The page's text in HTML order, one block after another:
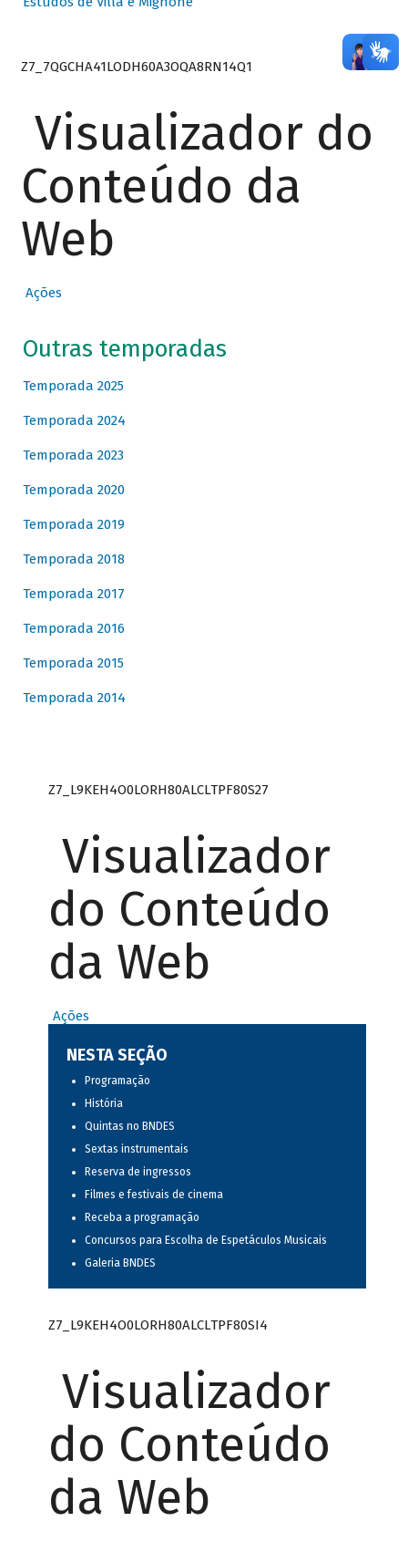
Z7_7QGCHA41LODH60A3OQA8RN14Q1
Visualizador do
Conteúdo da
Web
Ações
Outras temporadas
Temporada 2025
Temporada 2024
Temporada 2023
Temporada 2020
Temporada 2019
Temporada 2018
Temporada 2017
Temporada 2016
Temporada 2015
Temporada 2014
Z7_L9KEH4O0LORH80ALCLTPF80S27
Visualizador
do Conteúdo
da Web
Ações
NESTA SEÇÃO
Programação
História
Quintas no BNDES
Sextas instrumentais
Reserva de ingressos
Filmes e festivais de cinema
Receba a programação
Concursos para Escolha de Espetáculos Musicais
Galeria BNDES
Z7_L9KEH4O0LORH80ALCLTPF80SI4
Visualizador
do Conteúdo
da Web